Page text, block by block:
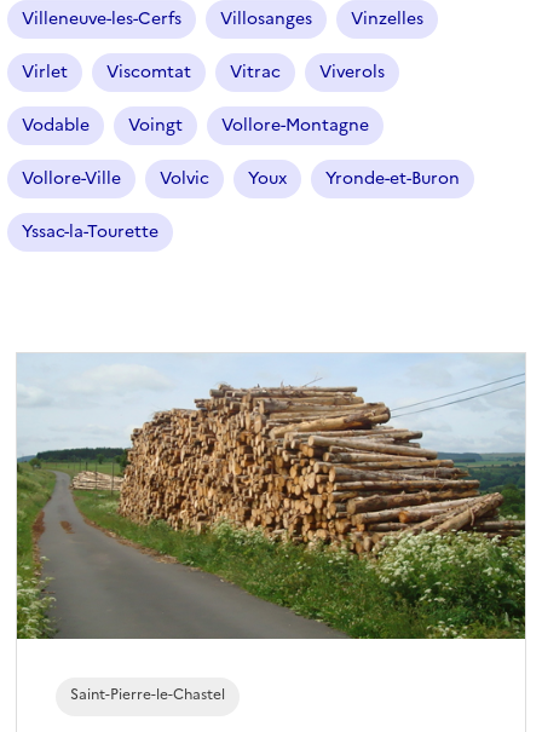
Villeneuve-les-Cerfs Villosanges Vinzelles
Virlet Viscomtat Vitrac Viverols
Vodable Voingt Vollore-Montagne
Vollore-Ville Volvic Youx Yronde-et-Buron
Yssac-la-Tourette
Saint-Pierre-le-Chastel